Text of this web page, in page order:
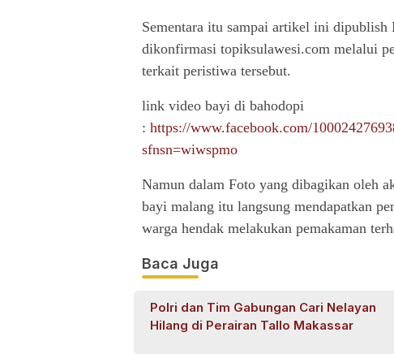
Sementara itu sampai artikel ini dipublish
dikonfirmasi topiksulawesi.com melalui
terkait peristiwa tersebut.
link video bayi di bahodopi
: https://www.facebook.com/
sfnsn=wiwspmo
Namun dalam Foto yang dibagikan oleh
bayi malang itu langsung mendapatkan
warga hendak melakukan pemakaman
Baca Juga
Polri dan Tim Gabungan Cari Nelayan
Hilang di Perairan Tallo Makassar